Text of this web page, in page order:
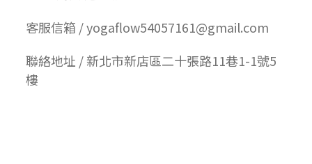
客服信箱 / yogaflow54057161@gmail.com
聯絡地址 / 新北市新店區二十張路11巷1-1號5
樓